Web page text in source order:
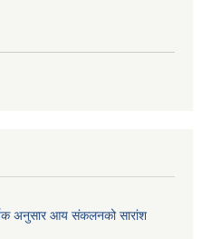
अनुसार आय संकलनको सारांश